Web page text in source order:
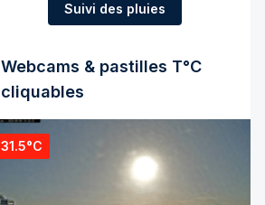
Suivi des pluies
Webcams & pastilles T°C
cliquables
31.5°C